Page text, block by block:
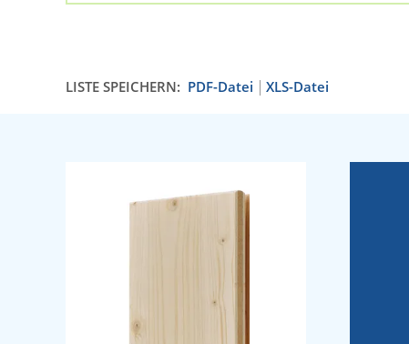
LISTE SPEICHERN: PDF-Datei XLS-Datei